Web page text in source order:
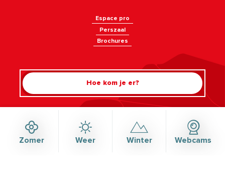
Zomer Weer Winter Webcams
Rechercher
Espace pro
Perszaal
Brochures
Hoe kom je er?
©Haute-Savoie-Mont-Blanc, 2026 Juridische informatie